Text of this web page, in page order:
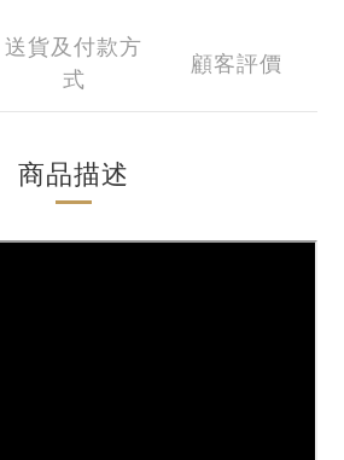
送貨及付款方
式
顧客評價
商品描述